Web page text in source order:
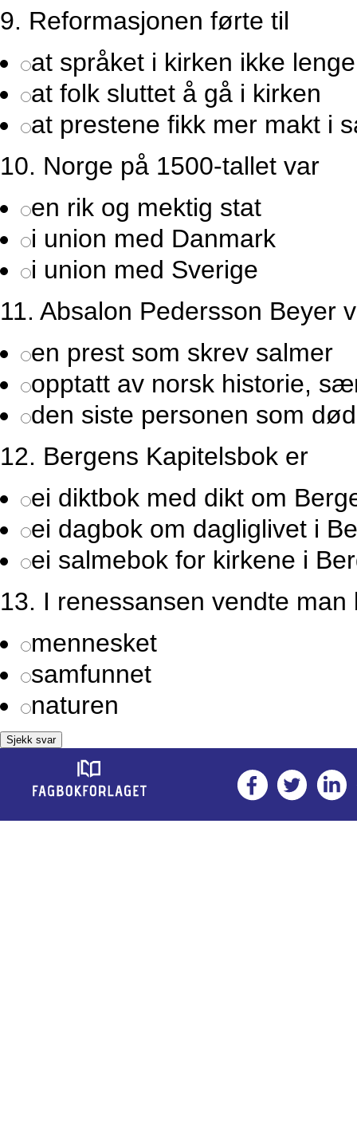
9. Reformasjonen førte til
at språket i kirken ikke
at folk sluttet å gå i kirken
at prestene fikk mer makt i
10. Norge på 1500-tallet var
en rik og mektig stat
i union med Danmark
i union med Sverige
11. Absalon Pedersson Beyer
en prest som skrev salmer
opptatt av norsk historie,
den siste personen som
12. Bergens Kapitelsbok er
ei diktbok med dikt om
ei dagbok om dagliglivet i
ei salmebok for kirkene i
13. I renessansen vendte man
mennesket
samfunnet
naturen
Sjekk svar